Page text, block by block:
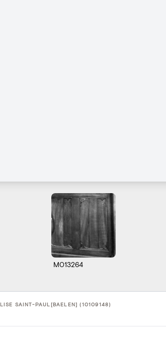
M013264
SAINT-PAUL[BAELEN] (10109148)